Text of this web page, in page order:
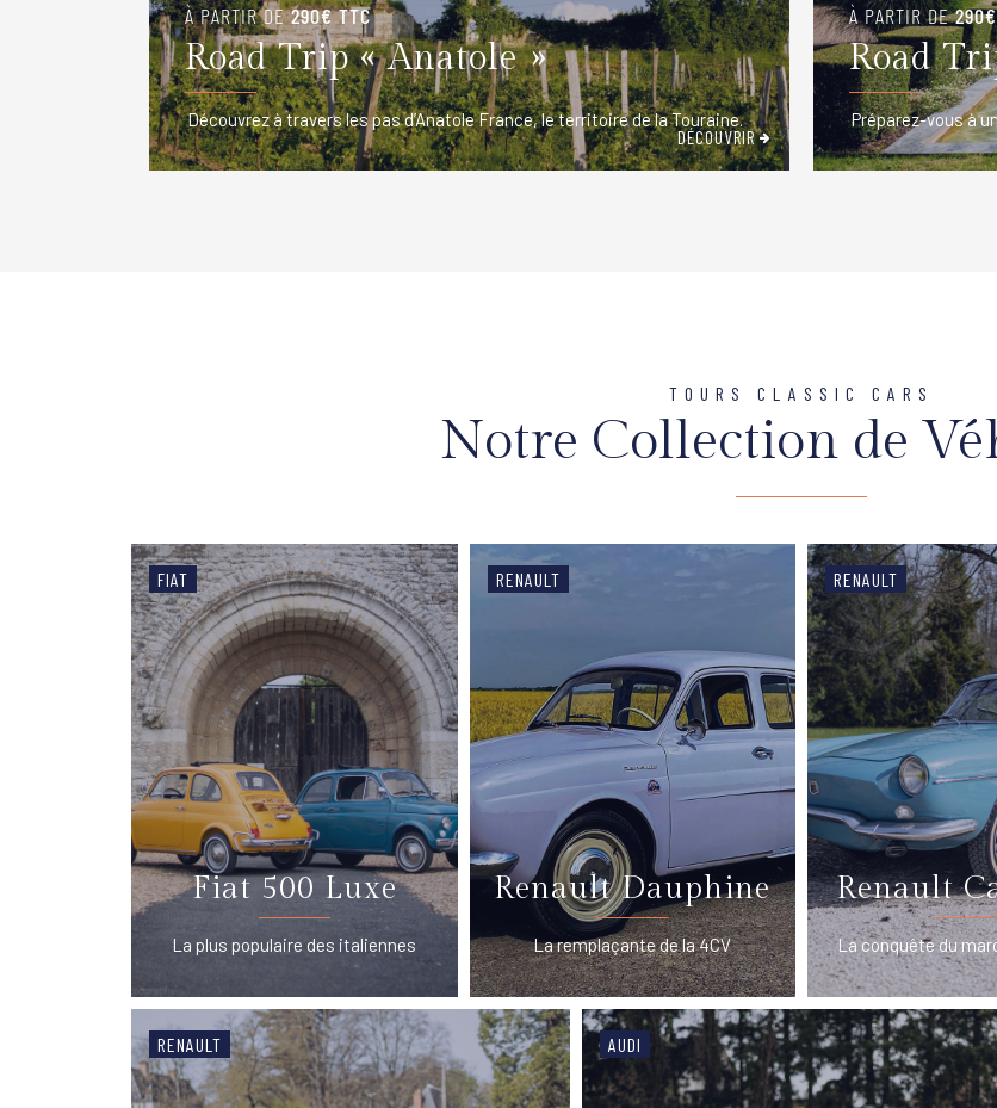
À PARTIR DE290€ TTC
Road Trip « Anatole »
Découvrez à travers les pas d’Anatole France, le territoire de la Touraine.
DÉCOUVRIR
À PARTIR DE
Road
Préparez-vous à
TOURS CLASSIC CARS
Notre Collection de
FIAT
Fiat 500 Luxe
La plus populaire des italiennes
RENAULT
Renault Dauphine
La remplaçante de la 4CV
RENAULT
Renault
La conquête du
RENAULT AUDI